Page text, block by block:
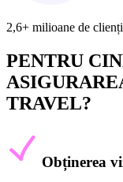
2,6+ milioane de
PENTRU
TRAVEL?
Obținerea